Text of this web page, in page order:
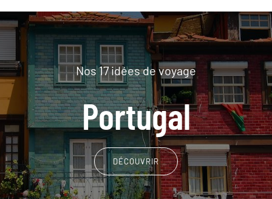
Nos 17 idées de voyage
Portugal
DÉCOUVRIR